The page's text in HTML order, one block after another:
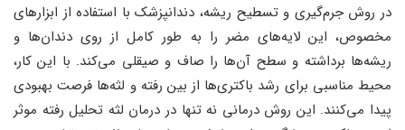
در روش جرم‌گیری و تسطیح ریشه، دندانپزشک با استفاده از ابزارهای
مخصوص، این لایه‌های مضر را به طور کامل از روی دندان‌ها و
ریشه‌ها برداشته و سطح آن‌ها را صاف و صیقلی می‌کند. با این کار،
محیط مناسبی برای رشد باکتری‌ها از بین رفته و لثه‌ها فرصت بهبودی
پیدا می‌کنند. این روش درمانی نه تنها در درمان لثه تحلیل رفته موثر